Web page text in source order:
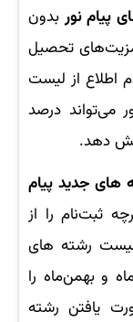
پیام نوربدون
تحصیل
اطلاع از لیست
می‌تواند درصد
دهد.
های جدید پیام
ثبت‌نام را از
رشته های
و بهمن‌ماه را
‌یافتن رشته